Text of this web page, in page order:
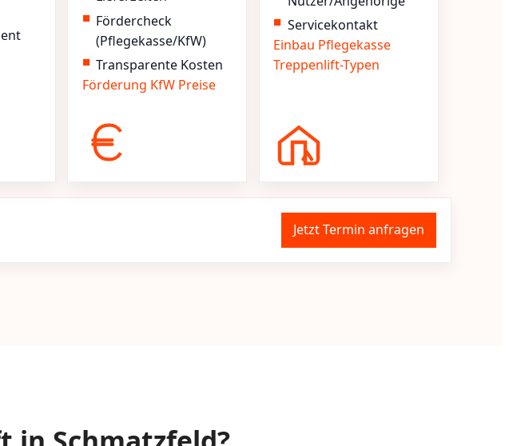
Fördercheck
(Pflegekasse/KfW)
Transparente Kosten
Förderung KfW Preise
Servicekontakt
Einbau Pflegekasse
Treppenlift-Typen
Jetzt Termin anfragen